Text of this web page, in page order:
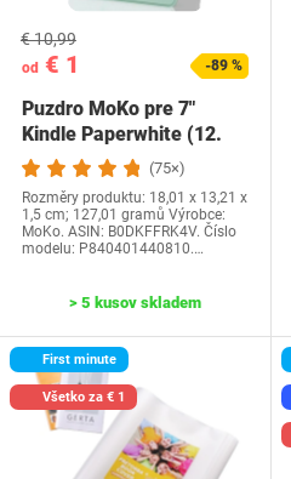
od € 1
€ 10,99
-89 %
Puzdro MoKo pre 7"
Kindle Paperwhite (12.
generácia-2024) a…
(75×)
Rozměry produktu: 18,01 x 13,21 x
1,5 cm; 127,01 gramů Výrobce:
MoKo. ASIN: B0DKFFRK4V. Číslo
modelu: P840401440810.…
> 5 kusov skladem
First minute
Všetko za € 1